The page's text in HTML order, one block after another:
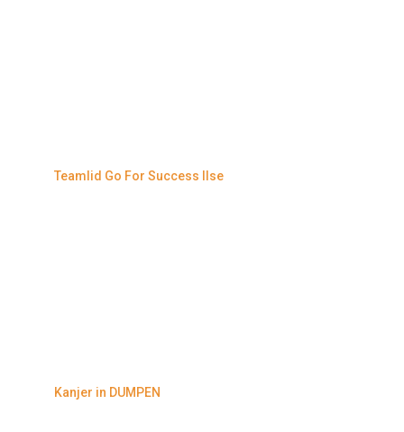
Teamlid Go For Success Ilse
Kanjer in DUMPEN